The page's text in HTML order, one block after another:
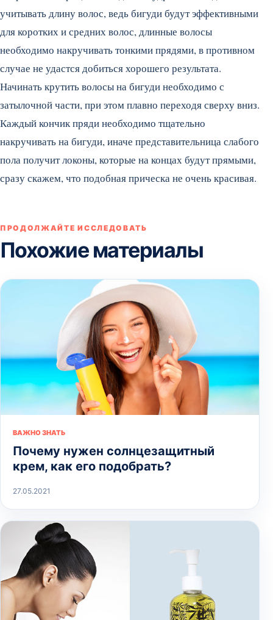
учитывать длину волос, ведь бигуди будут эффективными
для коротких и средних волос, длинные волосы
необходимо накручивать тонкими прядями, в противном
случае не удастся добиться хорошего результата.
Начинать крутить волосы на бигуди необходимо с
затылочной части, при этом плавно переходя сверху вниз.
Каждый кончик пряди необходимо тщательно
накручивать на бигуди, иначе представительница слабого
пола получит локоны, которые на концах будут прямыми,
сразу скажем, что подобная прическа не очень красивая.
ПРОДОЛЖАЙТЕ ИССЛЕДОВАТЬ
Похожие материалы
ВАЖНО ЗНАТЬ
Почему нужен солнцезащитный
крем, как его подобрать?
27.05.2021